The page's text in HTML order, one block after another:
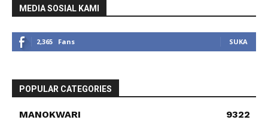
MEDIA SOSIAL KAMI
2,365 Fans SUKA
POPULAR CATEGORIES
MANOKWARI
9322